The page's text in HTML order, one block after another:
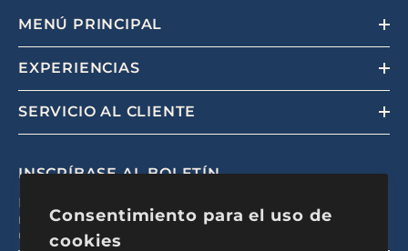
Consentimiento para el uso de
cookies
MENÚ PRINCIPAL
EXPERIENCIAS
SERVICIO AL CLIENTE
INSCRÍBASE AL BOLETÍN
Regístrese para recibir actualizaciones exclusivas,
nuevas experiencias y descuentos exclusivos para
usuarios internos